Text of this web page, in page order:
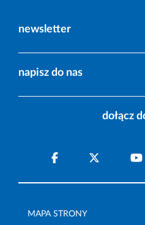
newsletter
napisz do nas
dołącz
MAPA STRONY